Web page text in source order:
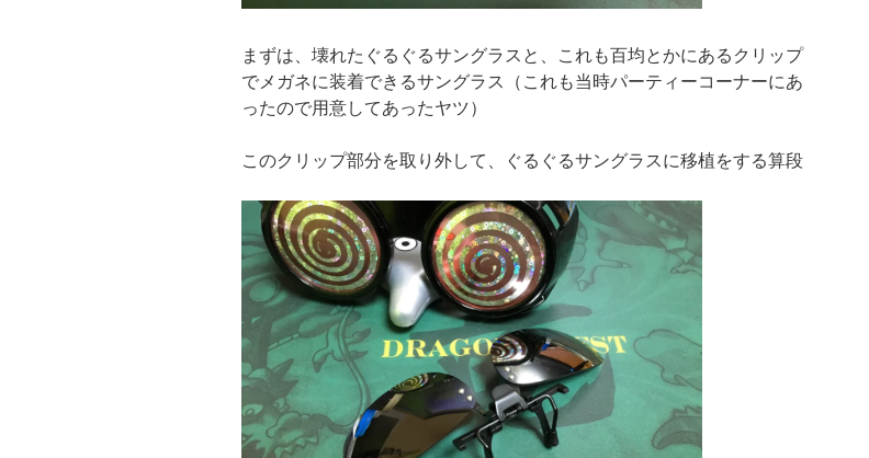
まずは、壊れたぐるぐるサングラスと、これも百均とかにあるクリップ
でメガネに装着できるサングラス（これも当時パーティーコーナーにあ
ったので用意してあったヤツ）
このクリップ部分を取り外して、ぐるぐるサングラスに移植をする算段